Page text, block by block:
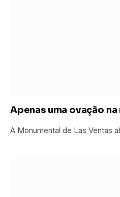
Apenas uma ovação
A Monumental de Las Ventas